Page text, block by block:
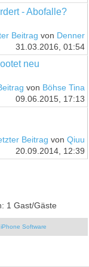
- Abofalle?
Beitrag von Denner
31.03.2016, 01:54
neu
von Böhse Tina
09.06.2015, 17:13
Beitrag von Qiuu
20.09.2014, 12:39
1 Gast/Gäste
iPhone Software